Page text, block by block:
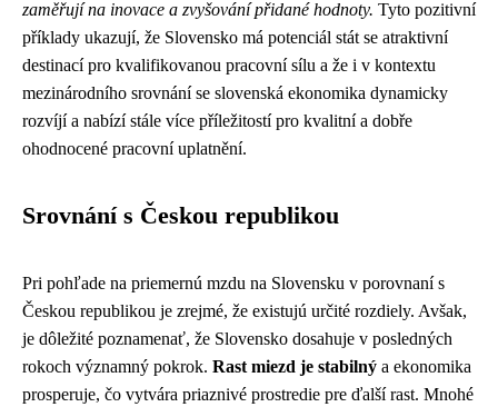
zaměřují na inovace a zvyšování přidané hodnoty. Tyto pozitivní
příklady ukazují, že Slovensko má potenciál stát se atraktivní
destinací pro kvalifikovanou pracovní sílu a že i v kontextu
mezinárodního srovnání se slovenská ekonomika dynamicky
rozvíjí a nabízí stále více příležitostí pro kvalitní a dobře
ohodnocené pracovní uplatnění.
Srovnání s Českou republikou
Pri pohľade na priemernú mzdu na Slovensku v porovnaní s
Českou republikou je zrejmé, že existujú určité rozdiely. Avšak,
je dôležité poznamenať, že Slovensko dosahuje v posledných
rokoch významný pokrok. Rast miezd je stabilný a ekonomika
prosperuje, čo vytvára priaznivé prostredie pre ďalší rast. Mnohé